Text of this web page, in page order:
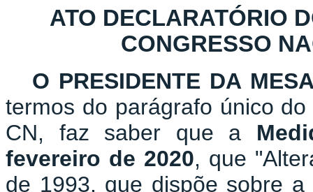
ATO DECLARATÓRIO
CONGRESSO
O PRESIDENTE DA
termos do parágrafo único
CN, faz saber que a
fevereiro de 2020, que
de 1993, que dispõe sobre